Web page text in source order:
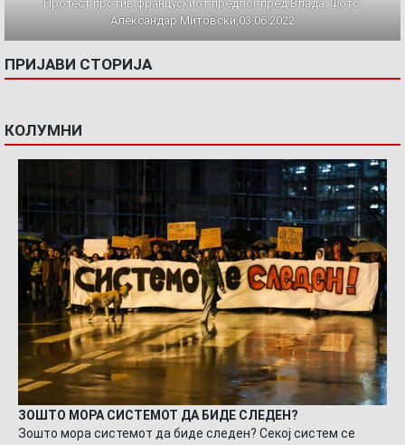
Протест против францускиот предлог пред Влада. Фото:
Александар Митовски,03.06.2022
ПРИЈАВИ СТОРИЈА
КОЛУМНИ
ЗОШТО МОРА СИСТЕМОТ ДА БИДЕ СЛЕДЕН?
Зошто мора системот да биде следен? Секој систем се